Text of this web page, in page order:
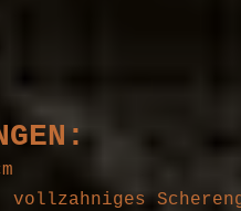
vollzahniges